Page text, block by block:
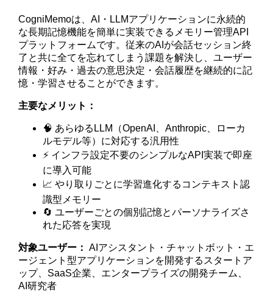
CogniMemoは、AI・LLMアプリケーションに永続的
な長期記憶機能を簡単に実装できるメモリー管理API
プラットフォームです。従来のAIが会話セッション終
了と共に全てを忘れてしまう課題を解決し、ユーザー
情報・好み・過去の意思決定・会話履歴を継続的に記
憶・学習させることができます。
主要なメリット：
🧠 あらゆるLLM（OpenAI、Anthropic、ローカ
ルモデル等）に対応する汎用性
⚡ インフラ設定不要のシンプルなAPI実装で即座
に導入可能
📈 やり取りごとに学習進化するコンテキスト認
識型メモリー
🔄 ユーザーごとの個別記憶とパーソナライズさ
れた応答を実現
対象ユーザー： AIアシスタント・チャットボット・エ
ージェント型アプリケーションを開発するスタートア
ップ、SaaS企業、エンタープライズの開発チーム、
AI研究者